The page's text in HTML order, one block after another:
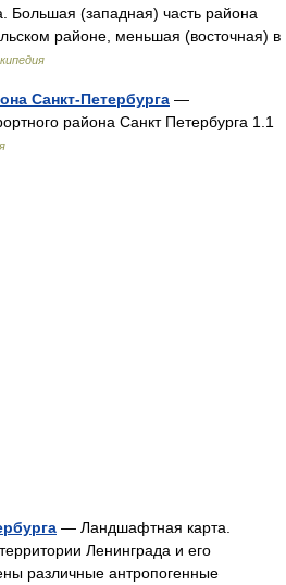
Большая (западная) часть района
районе, меньшая (восточная) в
Санкт-Петербурга —
района Санкт Петербурга 1.1
— Ландшафтная карта.
Ленинграда и его
различные антропогенные